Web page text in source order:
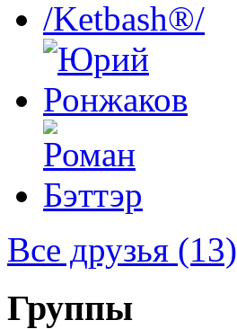
Все друзья (13)
Группы